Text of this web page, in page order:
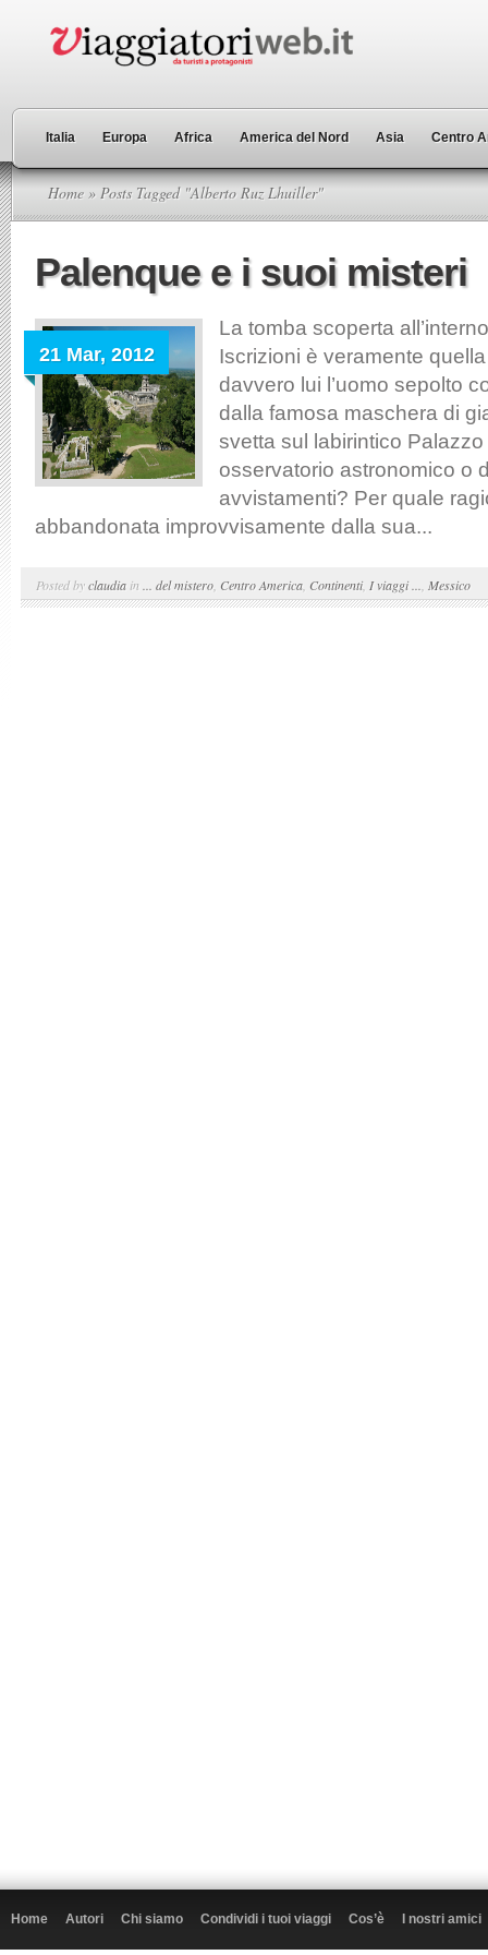
Italia Europa Africa America del Nord Asia Centro
Home » Posts Tagged "Alberto Ruz Lhuiller"
Palenque e i suoi misteri
21 Mar, 2012
La tomba scoperta
Iscrizioni è veramente
davvero lui l’uomo sepolto
dalla famosa maschera di
svetta sul labirintico
osservatorio astronomico o
avvistamenti? Per quale
abbandonata improvvisamente dalla sua...
Posted byclaudia in ... del mistero Centro America Continenti, I viaggi ... Messico
Home Autori Chi siamo Condividi i tuoi viaggi Cos’è I nostri amici